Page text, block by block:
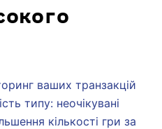
ваших транзакцій
типу: неочікувані
кількості гри за